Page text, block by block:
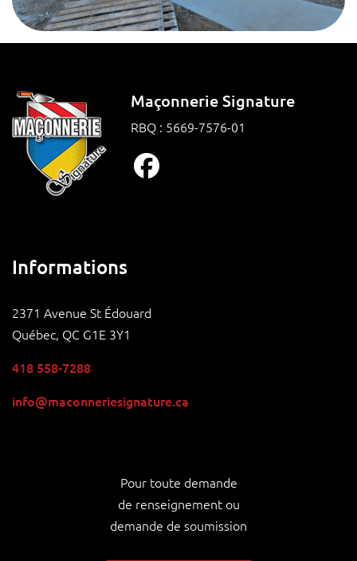
Maçonnerie Signature
RBQ : 5669-7576-01
Informations
2371 Avenue St Édouard
Québec, QC G1E 3Y1
418 558-7288
info@maconneriesignature.ca
Pour toute demande
de renseignement ou
demande de soumission